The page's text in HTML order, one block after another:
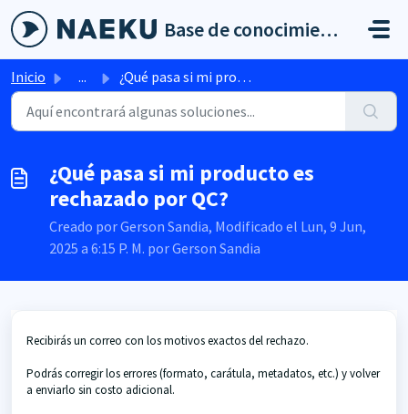
Saltar al contenido principal
Base de conocimientos
Inicio ... ¿Qué pasa si mi producto es rechazado por QC?
¿Qué pasa si mi producto es
rechazado por QC?
Creado por Gerson Sandia, Modificado el Lun, 9 Jun,
2025 a 6:15 P. M. por Gerson Sandia
Recibirás un correo con los motivos exactos del rechazo.
Podrás corregir los errores (formato, carátula, metadatos, etc.) y volver
a enviarlo sin costo adicional.